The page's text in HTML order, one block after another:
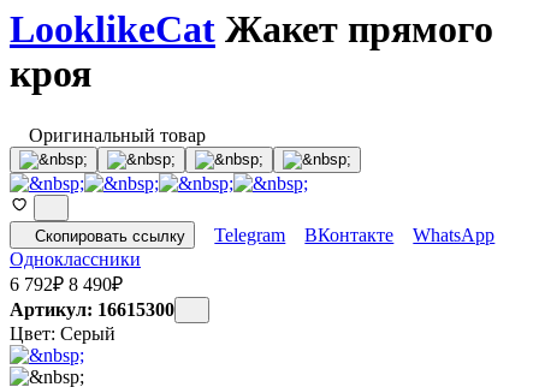
LooklikeCat Жакет прямого
кроя
Оригинальный товар
Скопировать ссылку Telegram ВКонтакте
WhatsApp
Одноклассники
6 792₽ 8 490₽
Артикул: 16615300
Цвет: Серый